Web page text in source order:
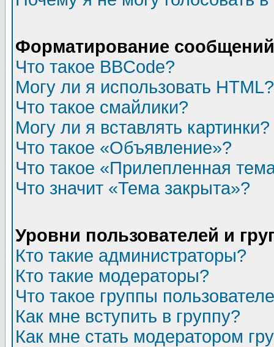
Форматирование
Что такое BBCode?
Могу ли я использовать HTML?
Что такое смайлики?
Могу ли я вставлять картинки?
Что такое «Объявление»?
Что такое «Прилепленная
Что значит «Тема закрыта»?
Уровни пользователей и
Кто такие администраторы?
Кто такие модераторы?
Что такое группы
Как мне вступить в группу?
Как мне стать модератором